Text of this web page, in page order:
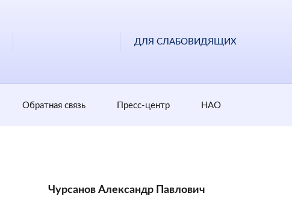
ДЛЯ СЛАБОВИДЯЩИХ
Обратная cвязь Пресс-центр НАО
Чурсанов Александр Павлович